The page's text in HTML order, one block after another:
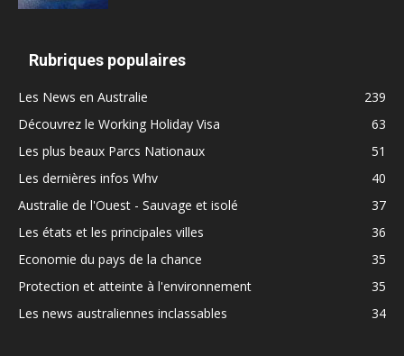
Rubriques populaires
Les News en Australie
239
Découvrez le Working Holiday Visa
63
Les plus beaux Parcs Nationaux
51
Les dernières infos Whv
40
Australie de l'Ouest - Sauvage et isolé
37
Les états et les principales villes
36
Economie du pays de la chance
35
Protection et atteinte à l'environnement
35
Les news australiennes inclassables
34